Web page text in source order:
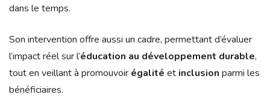
dans le temps.
Son intervention offre aussi un cadre, permettant d’évaluer
l’impact réel sur l’éducation au développement durable,
tout en veillant à promouvoir égalité et inclusion parmi les
bénéficiaires.